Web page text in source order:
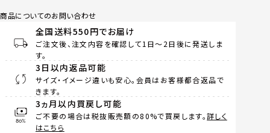
商品についてのお問い合わせ
全国送料550円でお届け
ご注文後、注文内容を確認して1日～2日後に発送しま
す。
3日以内返品可能
サイズ・イメージ違いも安心。会員はお客様都合返品で
きます。
3ヵ月以内買戻し可能
ご不要の場合は税抜販売額の80%で買戻します。詳しく
はこちら